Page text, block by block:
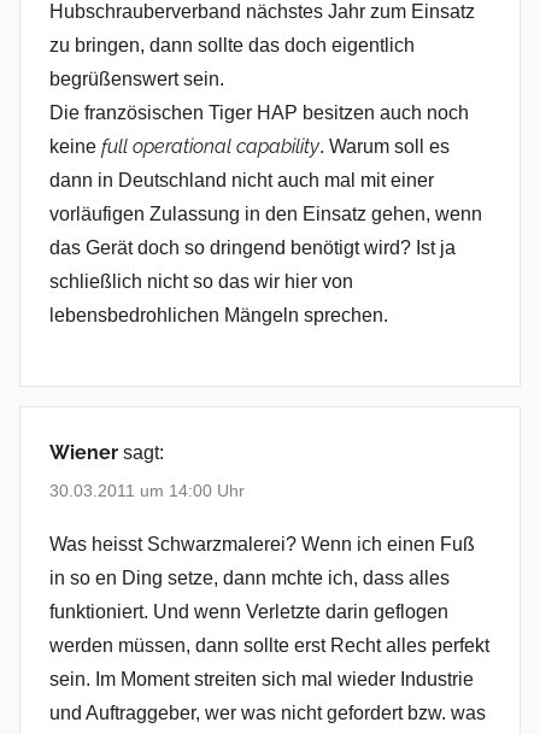
Hubschrauberverband nächstes Jahr zum Einsatz
zu bringen, dann sollte das doch eigentlich
begrüßenswert sein.
Die französischen Tiger HAP besitzen auch noch
keine full operational capability. Warum soll es
dann in Deutschland nicht auch mal mit einer
vorläufigen Zulassung in den Einsatz gehen, wenn
das Gerät doch so dringend benötigt wird? Ist ja
schließlich nicht so das wir hier von
lebensbedrohlichen Mängeln sprechen.
Wiener sagt:
30.03.2011 um 14:00 Uhr
Was heisst Schwarzmalerei? Wenn ich einen Fuß
in so en Ding setze, dann mchte ich, dass alles
funktioniert. Und wenn Verletzte darin geflogen
werden müssen, dann sollte erst Recht alles perfekt
sein. Im Moment streiten sich mal wieder Industrie
und Auftraggeber, wer was nicht gefordert bzw. was